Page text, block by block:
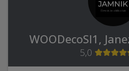
WOODecoSI1,
5,0